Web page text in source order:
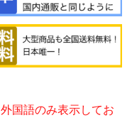
国語のみ表示してお